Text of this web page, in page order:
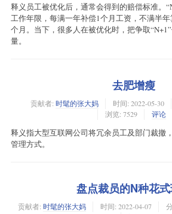
释义员工被优化后，通常会得到的赔偿标准。
工作年限，每满一年补偿1个月工资，不满半
个月。当下，很多人在被优化时，把争取
量。
去肥增瘦
贡献者: 时髦的张大妈 时间: 2022-05-30
浏览: 7529
评论
释义指大型互联网公司将冗余员工及部门裁撤
管理方式。
盘点裁员的N种花
贡献者: 时髦的张大妈 时间: 2022-04-07